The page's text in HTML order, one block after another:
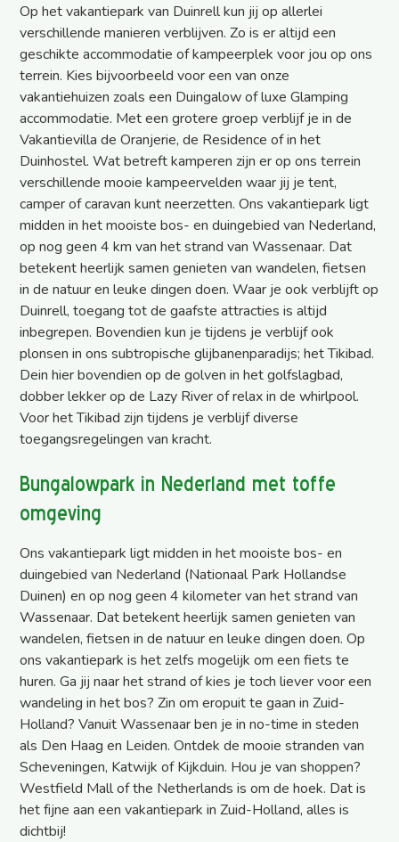
Op het vakantiepark van Duinrell kun jij op allerlei
verschillende manieren verblijven. Zo is er altijd een
geschikte accommodatie of kampeerplek voor jou op ons
terrein. Kies bijvoorbeeld voor een van onze
vakantiehuizen zoals een Duingalow of luxe Glamping
accommodatie. Met een grotere groep verblijf je in de
Vakantievilla de Oranjerie, de Residence of in het
Duinhostel. Wat betreft kamperen zijn er op ons terrein
verschillende mooie kampeervelden waar jij je tent,
camper of caravan kunt neerzetten. Ons vakantiepark ligt
midden in het mooiste bos- en duingebied van Nederland,
op nog geen 4 km van het strand van Wassenaar. Dat
betekent heerlijk samen genieten van wandelen, fietsen
in de natuur en leuke dingen doen. Waar je ook verblijft op
Duinrell, toegang tot de gaafste attracties is altijd
inbegrepen. Bovendien kun je tijdens je verblijf ook
plonsen in ons subtropische glijbanenparadijs; het Tikibad.
Dein hier bovendien op de golven in het golfslagbad,
dobber lekker op de Lazy River of relax in de whirlpool.
Voor het Tikibad zijn tijdens je verblijf diverse
toegangsregelingen van kracht.
Bungalowpark in Nederland met toffe
omgeving
Ons vakantiepark ligt midden in het mooiste bos- en
duingebied van Nederland (Nationaal Park Hollandse
Duinen) en op nog geen 4 kilometer van het strand van
Wassenaar. Dat betekent heerlijk samen genieten van
wandelen, fietsen in de natuur en leuke dingen doen. Op
ons vakantiepark is het zelfs mogelijk om een fiets te
huren. Ga jij naar het strand of kies je toch liever voor een
wandeling in het bos? Zin om eropuit te gaan in Zuid-
Holland? Vanuit Wassenaar ben je in no-time in steden
als Den Haag en Leiden. Ontdek de mooie stranden van
Scheveningen, Katwijk of Kijkduin. Hou je van shoppen?
Westfield Mall of the Netherlands is om de hoek. Dat is
het fijne aan een vakantiepark in Zuid-Holland, alles is
dichtbij!